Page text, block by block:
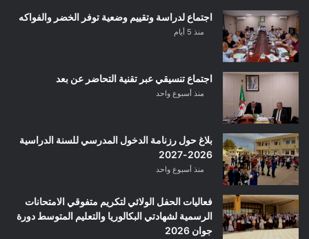
اجتماع لدراسة وتقييم وضعية توفر الخضر والفواكه
منذ 5 أيام
اجتماع تنسيقي عبر تقنية التحاضر عن بعد
منذ أسبوع واحد
بلاغ حول رزنامة الدخول المدرسي للسنة الدراسية
2026-2027
منذ أسبوع واحد
فعاليات الحفل الولائي لتكريم متفوقي الامتحانات
الرسمية لشهادتي البكالوريا والتعليم المتوسط دورة
جوان 2026